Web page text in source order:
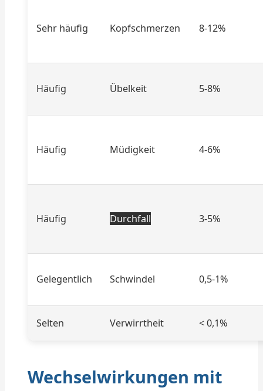
Sehr häufig Kopfschmerzen 8-12%
Häufig Übelkeit 5-8%
Häufig Müdigkeit 4-6%
Häufig Durchfall 3-5%
Gelegentlich Schwindel 0,5-1%
Selten Verwirrtheit < 0,1%
Wechselwirkungen mit